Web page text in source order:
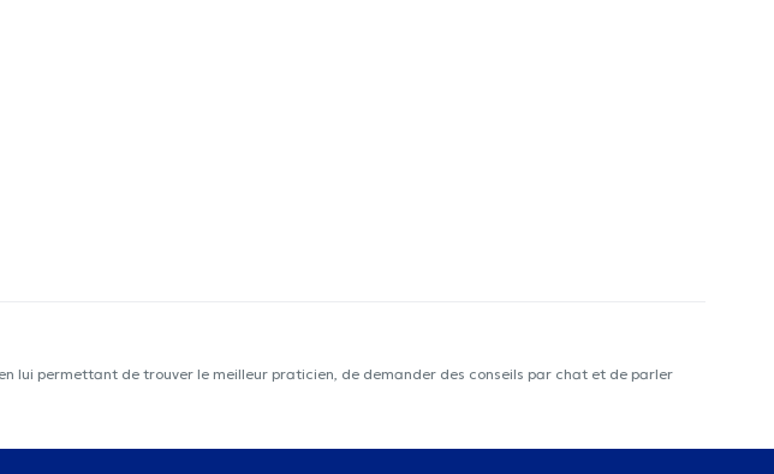
lui permettant de trouver le meilleur praticien, de demander des conseils par chat et de parler